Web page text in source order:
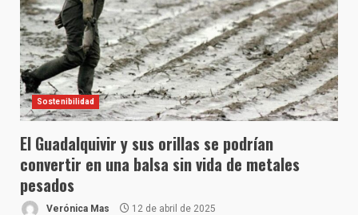
Sostenibilidad
El Guadalquivir y sus orillas se podrían
convertir en una balsa sin vida de metales
pesados
Verónica Mas 12 de abril de 2025